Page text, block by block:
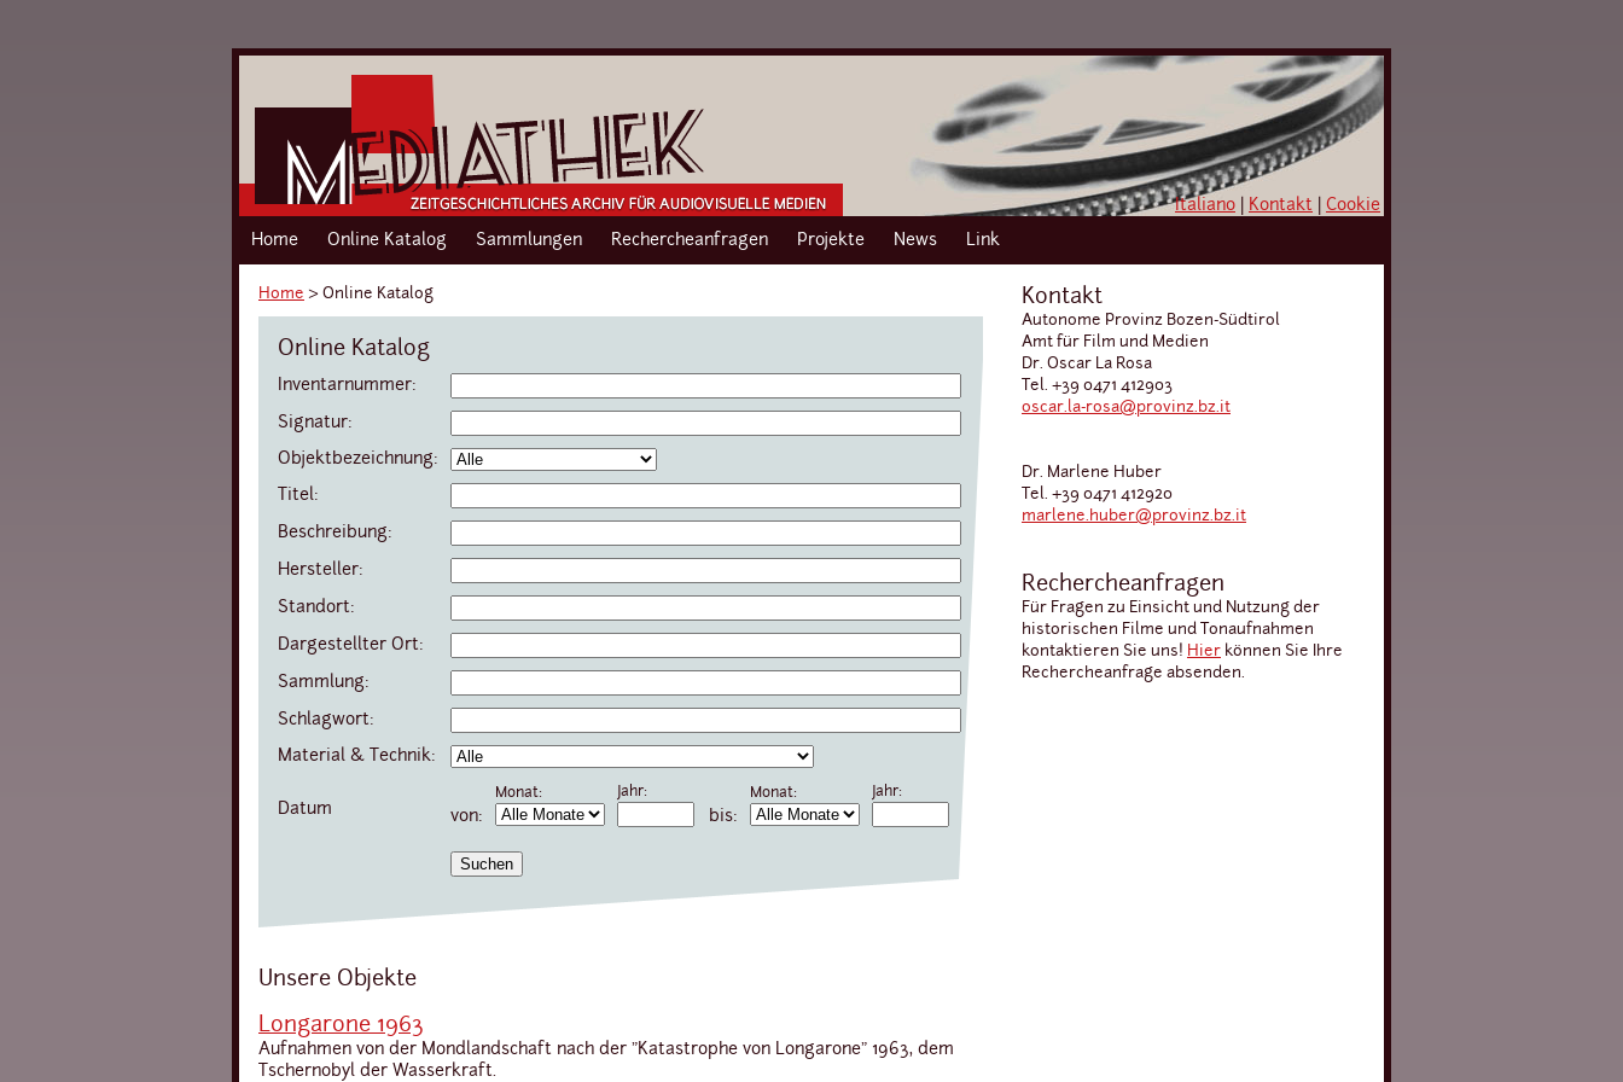
Italiano Kontakt
Cookie
Home
Online Katalog Sammlungen Rechercheanfragen Projekte News Link
Home › Online Katalog
Online Katalog
Inventarnummer:
Signatur:
Objektbezeichnung:
Titel:
Beschreibung:
Hersteller:
Standort:
Dargestellter Ort:
Sammlung:
Schlagwort:
Material & Technik:
Datum von:
Monat: Jahr:
bis:
Monat: Jahr:
Unsere Objekte
Longarone 1963
Aufnahmen von der Mondlandschaft nach der "Katastrophe von Longarone" 1963, dem
Tschernobyl der Wasserkraft.
Kontakt
Autonome Provinz Bozen-Südtirol
Amt für Film und Medien
Dr. Oscar La Rosa
Tel. +39 0471 412903
oscar.la-rosa@provinz.bz.it
Dr. Marlene Huber
Tel. +39 0471 412920
marlene.huber@provinz.bz.it
Rechercheanfragen
Für Fragen zu Einsicht und Nutzung der
historischen Filme und Tonaufnahmen
kontaktieren Sie uns! Hier können Sie Ihre
Rechercheanfrage absenden.